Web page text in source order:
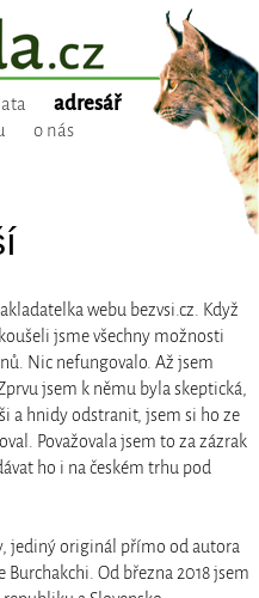
adresář
o nás
webu bezvsi.cz. Když
jsme všechny možnosti
Nic nefungovalo. Až jsem
jsem k němu byla skeptická,
a hnidy odstranit, jsem si ho ze
Považovala jsem to za zázrak
ho i na českém trhu pod
jediný originál přímo od autora
Od března 2018 jsem